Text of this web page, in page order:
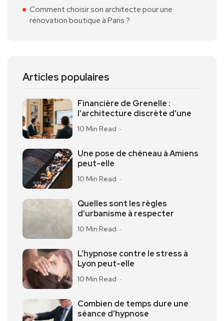
Comment choisir son architecte pour une
rénovation boutique à Paris ?
Articles populaires
Financière de Grenelle :
l’architecture discrète d’une
10 Min Read
Une pose de chéneau à Amiens
peut-elle
10 Min Read
Quelles sont les règles
d’urbanisme à respecter
10 Min Read
L’hypnose contre le stress à
Lyon peut-elle
10 Min Read
Combien de temps dure une
séance d’hypnose